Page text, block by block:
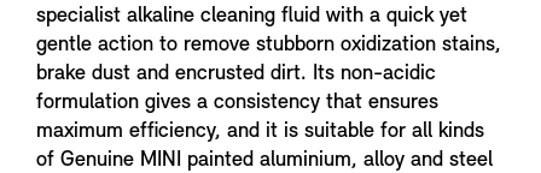
specialist alkaline cleaning fluid with a quick yet
gentle action to remove stubborn oxidization stains,
brake dust and encrusted dirt. Its non-acidic
formulation gives a consistency that ensures
maximum efficiency, and it is suitable for all kinds
of Genuine MINI painted aluminium, alloy and steel